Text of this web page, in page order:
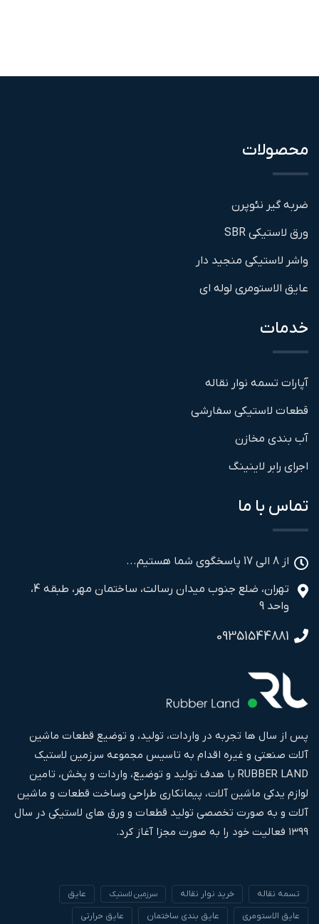
محصولات
ضربه گیر نئوپرن
ورق لاستیکی SBR
واشر لاستیکی منجید دار
عایق الاستومری لوله ای
خدمات
آپارات تسمه نوار نقاله
قطعات لاستیکی سفارشی
آب بندی مخازن
اجرای رابر لاینینگ
تماس با ما
از 8 الی 17 پاسخگوی شما هستیم...
تهران، ضلع جنوب میدان رسالت، ساختمان مهر، طبقه 4،
واحد 9
09351544881
پس از سال ها تجربه در واردات، تولید، و توضیع قطعات ماشین
آلات صنعتی و غیره اقدام به تاسیس مجموعه سرزمین لاستیک
RUBBER LAND با هدف تولید و توضیع، واردات و پخش، تامین
لوازم یدکی ماشین آلات، پیمانکاری طراحی وساخت قطعات و ماشین
آلات و به صورت تخصصی تولید قطعات و ورق های لاستیکی در سال
۱۳۹۹ فعالیت خود را به صورت مجزا آغاز کرد.
تسمه نقاله خرید نوار نقاله سرزمین لاستیک
عایق
عایق الاستومری
عایق بندی ساختمان عایق حرارتی